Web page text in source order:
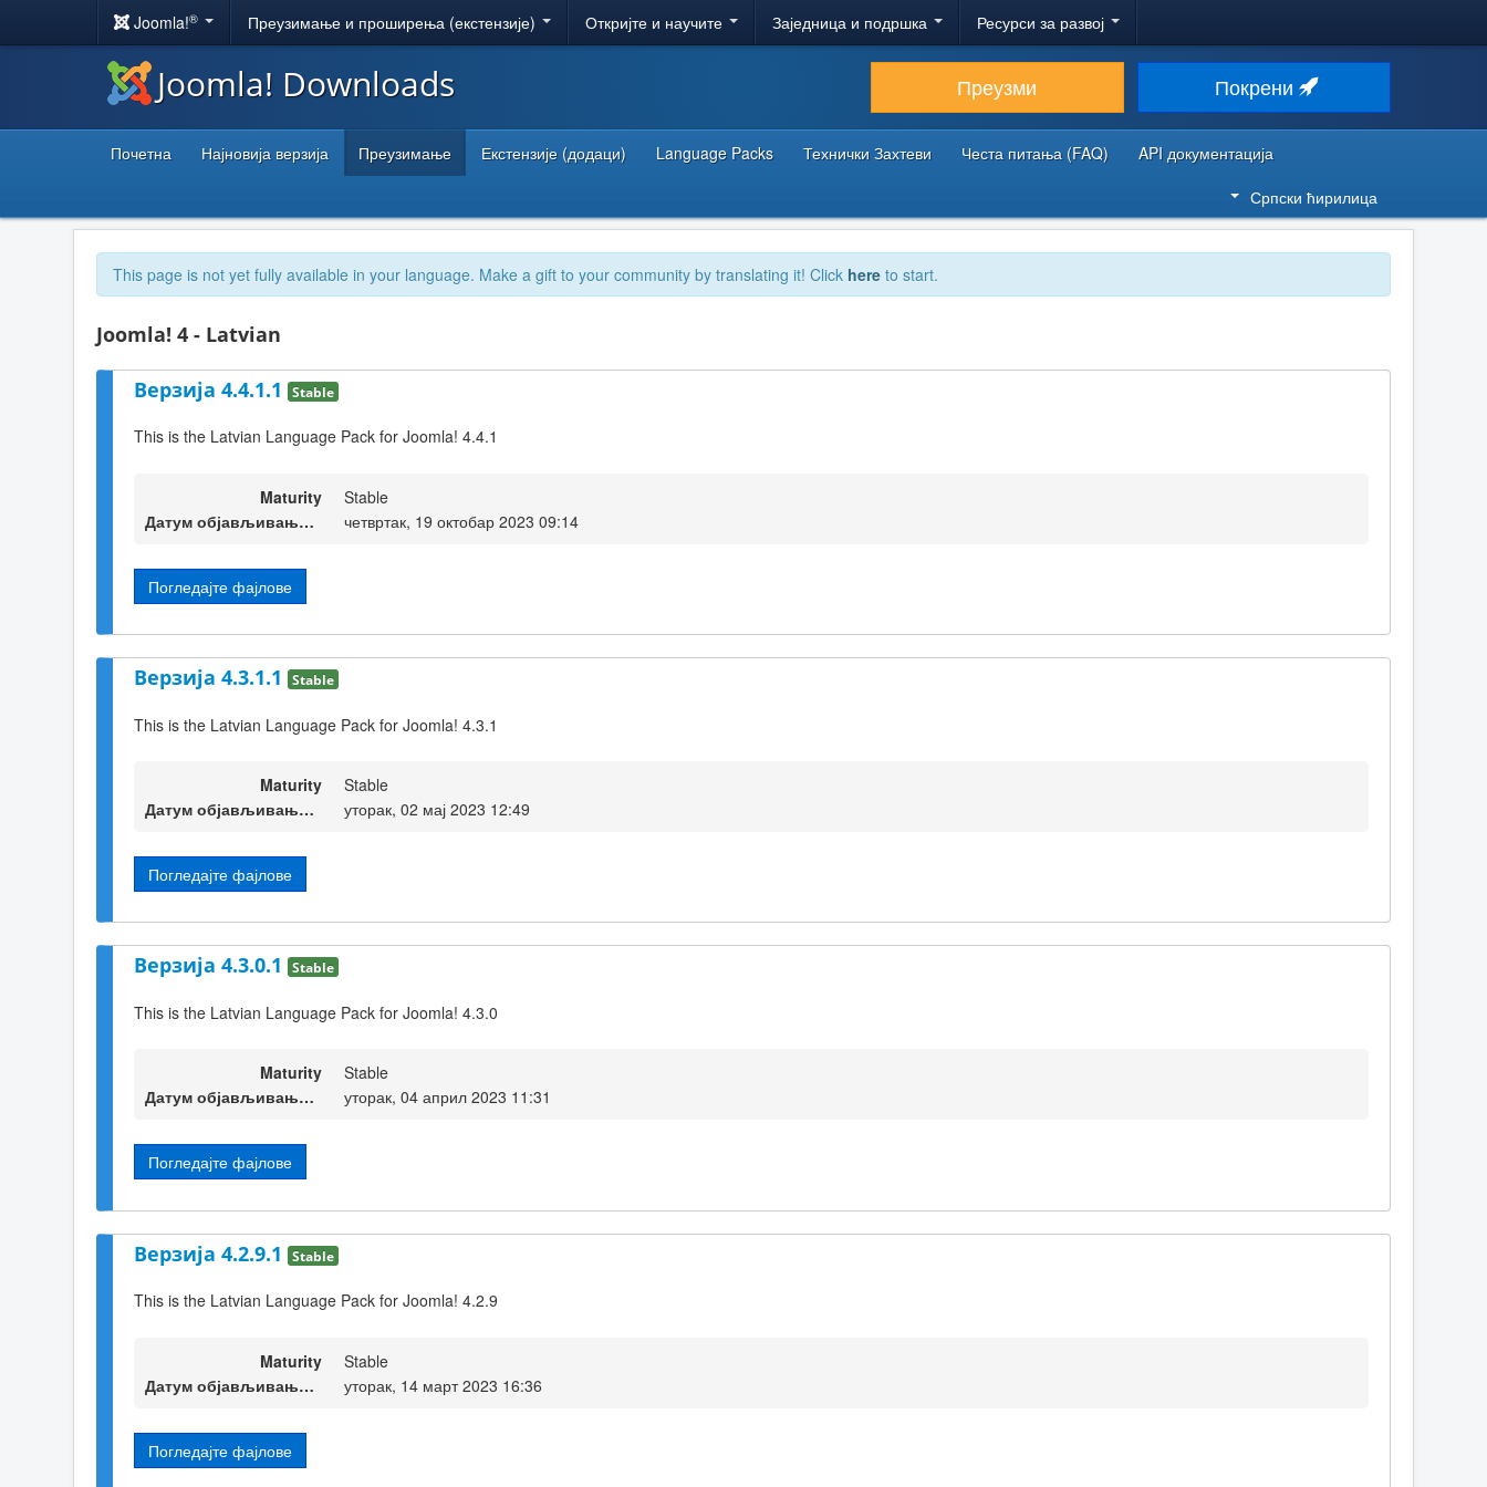
Joomla!® Преузимање и проширења (екстензије) Откријте и научите Заједница и подршка Ресурси за развој
Joomla! Downloads Преузми Покрени
Почетна Најновија верзија Преузимање Екстензије (додаци) Language Packs Технички Захтеви Честа питања (FAQ)
API документација
Српски ћирилица
This page is not yet fully available in your language. Make a gift to your community by translating it! Click here to start.
Joomla! 4 - Latvian
Верзија 4.4.1.1 Stable
This is the Latvian Language Pack for Joomla! 4.4.1
Maturity
Stable
Датум објављивања верзије
четвртак, 19 октобар 2023 09:14
Погледајте фајлове
Верзија 4.3.1.1 Stable
This is the Latvian Language Pack for Joomla! 4.3.1
Maturity
Stable
Датум објављивања верзије
уторак, 02 мај 2023 12:49
Погледајте фајлове
Верзија 4.3.0.1 Stable
This is the Latvian Language Pack for Joomla! 4.3.0
Maturity
Stable
Датум објављивања верзије
уторак, 04 април 2023 11:31
Погледајте фајлове
Верзија 4.2.9.1 Stable
This is the Latvian Language Pack for Joomla! 4.2.9
Maturity
Stable
Датум објављивања верзије
уторак, 14 март 2023 16:36
Погледајте фајлове